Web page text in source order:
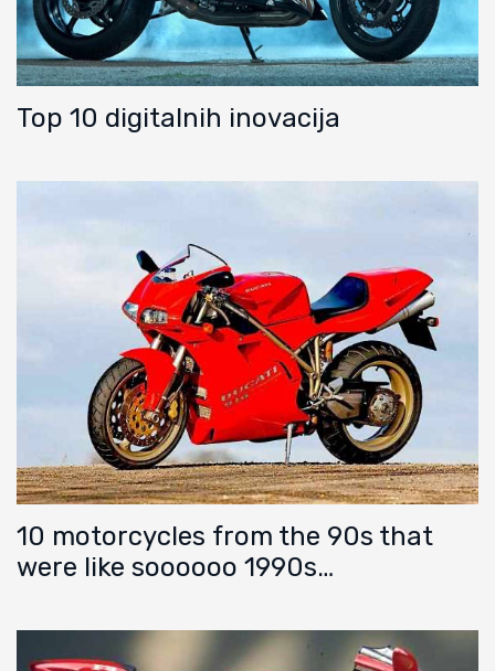
Top 10 digitalnih inovacija
10 motorcycles from the 90s that
were like soooooo 1990s…